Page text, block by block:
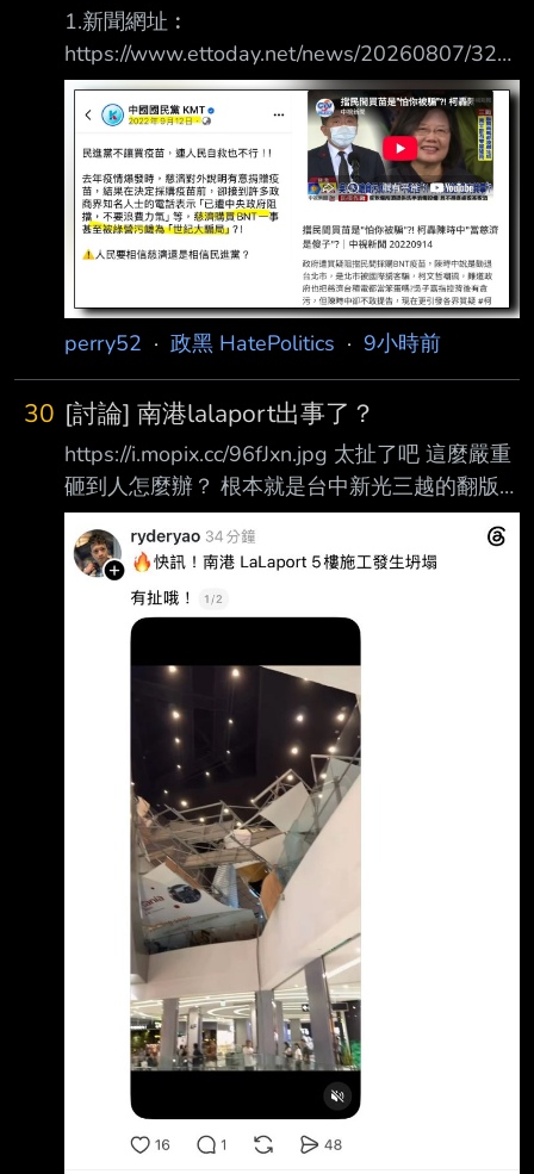
1.新聞網址︰
https://www.ettoday.net/news/20260807/321
5313.htm 2.新聞來源︰ ETToday 3.完整新聞標
題： 詐慈濟10.6億！陳昱瑄昔日出席BNT抵台
接機 與陳時中同框畫面曝 4.完整新聞內容︰
記者劉人豪／台北報導 慈濟基金會2021年在疫
情期間購買BNT疫苗，卻遭彰化律師公會前理事
長陳昱瑄與「互道 」宗教組織李世宗家族合
謀，騙取10.6億元「顧問費」。對此，慈濟今
（7）日發出聲明 ，強調本案經法官審理後，如
法院認定被告等人確係成立犯罪並且有犯
perry52 · 政黑 HatePolitics · 9小時前
30 [討論] 南港lalaport出事了？
https://i.mopix.cc/96fJxn.jpg 太扯了吧 這麼嚴重
砸到人怎麼辦？ 根本就是台中新光三越的翻版
爲什麼藍白（政黑點）執政的城市 都會發生這
種工安 藍白畜都吃了那麼多的台北廚餘 就放過
牠們吧 另外八卦板是不是根本不討論這件事？ -